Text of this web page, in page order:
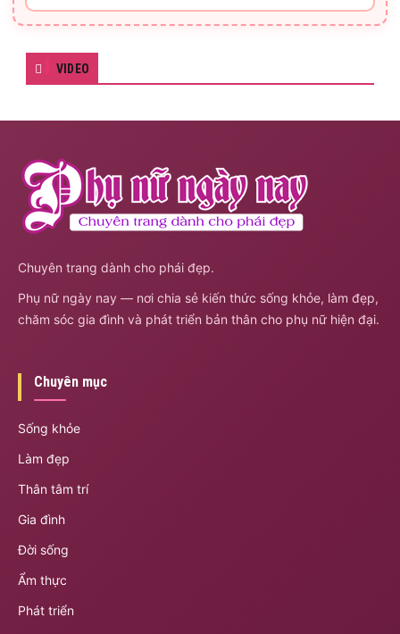
VIDEO
Chuyên trang dành cho phái đẹp.
Phụ nữ ngày nay — nơi chia sẻ kiến thức sống khỏe, làm đẹp,
chăm sóc gia đình và phát triển bản thân cho phụ nữ hiện đại.
Chuyên mục
Sống khỏe
Làm đẹp
Thân tâm trí
Gia đình
Đời sống
Ẩm thực
Phát triển